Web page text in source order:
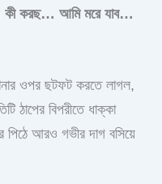
করছ… আমি মরে যাব…
ওপর ছটফট করতে লাগল,
ঠাপের বিপরীতে ধাক্কা
আরও গভীর দাগ বসিয়ে